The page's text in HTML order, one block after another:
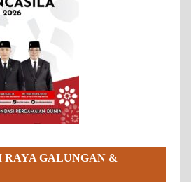
GALUNGAN &